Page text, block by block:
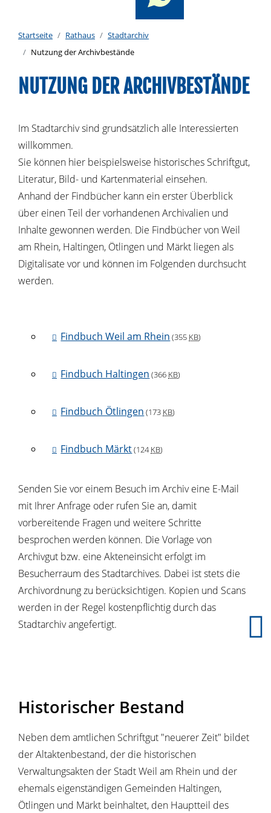
Startseite Rathaus
Stadtarchiv
Nutzung der Archivbestände
NUTZUNG DER ARCHIVBESTÄNDE
Im Stadtarchiv sind grundsätzlich alle Interessierten
willkommen.
Sie können hier beispielsweise historisches Schriftgut,
Literatur, Bild- und Kartenmaterial einsehen.
Anhand der Findbücher kann ein erster Überblick
über einen Teil der vorhandenen Archivalien und
Inhalte gewonnen werden. Die Findbücher von Weil
am Rhein, Haltingen, Ötlingen und Märkt liegen als
Digitalisate vor und können im Folgenden durchsucht
werden.
Findbuch Weil am Rhein (355 KB)
Findbuch Haltingen (366 KB)
Findbuch Ötlingen (173 KB)
Findbuch Märkt(124KB)
Senden Sie vor einem Besuch im Archiv eine E-Mail
mit Ihrer Anfrage oder rufen Sie an, damit
vorbereitende Fragen und weitere Schritte
besprochen werden können. Die Vorlage von
Archivgut bzw. eine Akteneinsicht erfolgt im
Besucherraum des Stadtarchives. Dabei ist stets die
Archivordnung zu berücksichtigen. Kopien und Scans
werden in der Regel kostenpflichtig durch das
Stadtarchiv angefertigt.
Historischer Bestand
Neben dem amtlichen Schriftgut "neuerer Zeit" bildet
der Altaktenbestand, der die historischen
Verwaltungsakten der Stadt Weil am Rhein und der
ehemals eigenständigen Gemeinden Haltingen,
Ötlingen und Märkt beinhaltet, den Hauptteil des